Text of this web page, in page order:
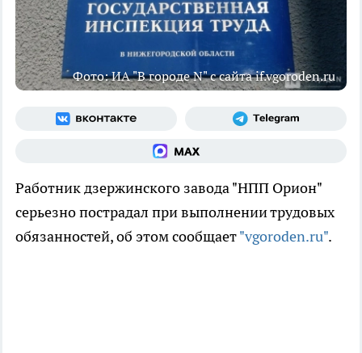
Фото: ИА "В городе N" с сайта if.vgoroden.ru
Работник дзержинского завода "НПП Орион"
серьезно пострадал при выполнении трудовых
обязанностей, об этом сообщает"vgoroden.ru".